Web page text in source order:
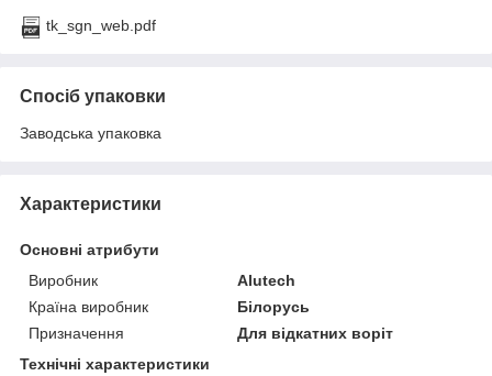
tk_sgn_web.pdf
Спосіб упаковки
Заводська упаковка
Характеристики
Основні атрибути
Виробник
Alutech
Країна виробник
Білорусь
Призначення
Для відкатних воріт
Технічні характеристики